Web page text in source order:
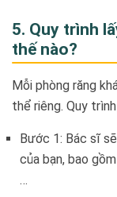
5. Quy trình
thế nào?
Mỗi phòng răng
thể riêng. Quy
Bước 1: Bác sĩ
của bạn, bao
…